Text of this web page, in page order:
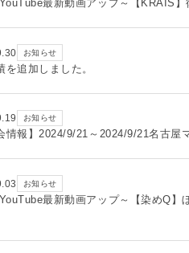
最新動画アップ～【KRAIS
お知らせ
を追加しました。
お知らせ
情報】2024/9/21～2024/9/21名古屋
お知らせ
最新動画アップ～【染めQ】